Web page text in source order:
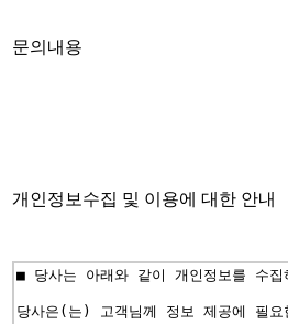
문의내용
개인정보수집 및 이용에 대한 안내